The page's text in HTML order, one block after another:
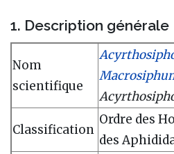
1. Description générale
Nom
scientifique
Classification
Ordre des
des